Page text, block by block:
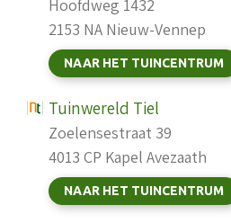
Hoofdweg 1432
2153 NA Nieuw-Vennep
NAAR HET TUINCENTRUM
Tuinwereld Tiel
Zoelensestraat 39
4013 CP Kapel Avezaath
NAAR HET TUINCENTRUM